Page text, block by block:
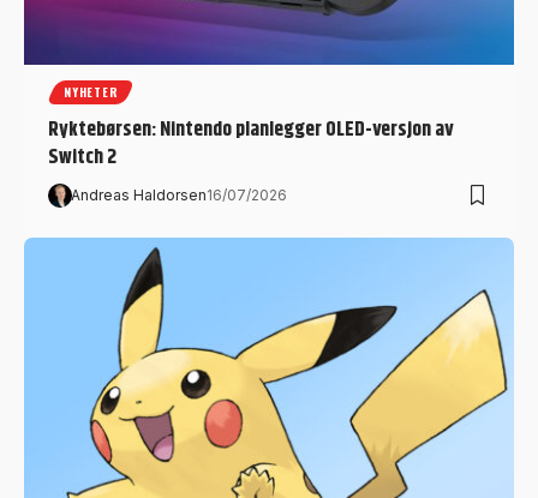
NYHETER
Ryktebørsen: Nintendo planlegger OLED-versjon av
Switch 2
Andreas Haldorsen16/07/2026